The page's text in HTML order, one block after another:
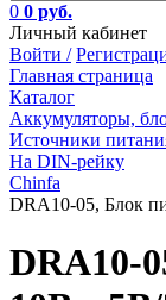
0 0 руб.
Личный кабинет
Войти /
Главная страница
Каталог
Аккумуляторы,
Источники
На DIN-рейку
Chinfa
DRA10-05, Блок
DRA10-